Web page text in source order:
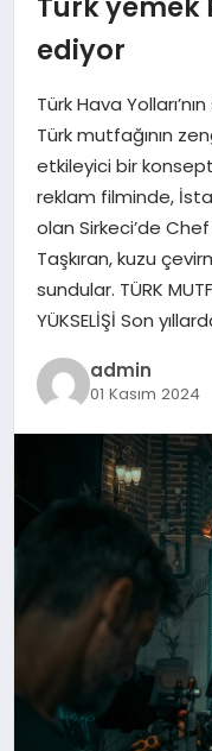
ediyor
Türk Hava
Türk mutfağının
etkileyici bir konsept
reklam filminde,
olan Sirkeci’de
Taşkıran, kuzu
sundular. TÜRK
YÜKSELİŞİ Son
admin
01 Kasım 2024